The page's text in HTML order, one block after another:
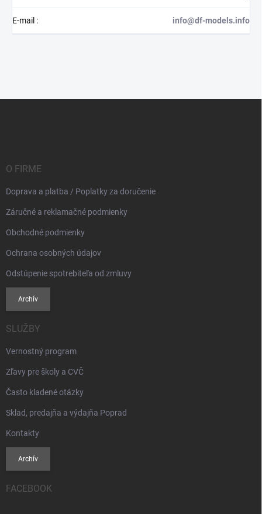
E-mail : info@df-models.info
O FIRME
Doprava a platba / Poplatky za doručenie
Záručné a reklamačné podmienky
Obchodné podmienky
Ochrana osobných údajov
Odstúpenie spotrebiteľa od zmluvy
Archív
SLUŽBY
Vernostný program
Zľavy pre školy a CVČ
Často kladené otázky
Sklad, predajňa a výdajňa Poprad
Kontakty
Archív
FACEBOOK